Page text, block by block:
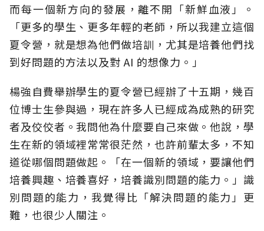
而每一個新方向的發展，離不開「新鮮血液」。
「更多的學生、更多年輕的老師，所以我建立這個
夏令營，就是想為他們做培訓，尤其是培養他們找
到好問題的方法以及對 AI 的想像力。」
楊強自費舉辦學生的夏令營已經辦了十五期，幾百
位博士生參與過，現在許多人已經成為成熟的研究
者及佼佼者。我問他為什麼要自己來做。他說，學
生在新的領域裡常常很茫然，也許前輩太多，不知
道從哪個問題做起。「在一個新的領域，要讓他們
培養興趣、培養喜好，培養識別問題的能力。」識
別問題的能力，我覺得比「解決問題的能力」更
難，也很少人關注。